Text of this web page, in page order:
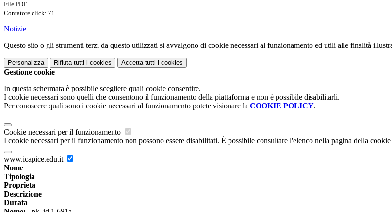
File PDF
Contatore click: 71
Notizie
Questo sito o gli strumenti terzi da questo utilizzati si avvalgono di cookie necessari al funzionamento ed utili alle finalità
Personalizza Rifiuta tutti i cookies Accetta tutti i cookies
Gestione cookie
In questa schermata è possibile scegliere quali cookie consentire.
I cookie necessari sono quelli che consentono il funzionamento della piattaforma e non è possibile disabilitarli.
Per conoscere quali sono i cookie necessari al funzionamento potete visionare la COOKIE POLICY.
Cookie necessari per il funzionamento
I cookie necessari per il funzionamento non possono essere disabilitati. È possibile consultare l'elenco nella pagina della
www.icapice.edu.it
Nome
Tipologia
Proprieta
Descrizione
Durata